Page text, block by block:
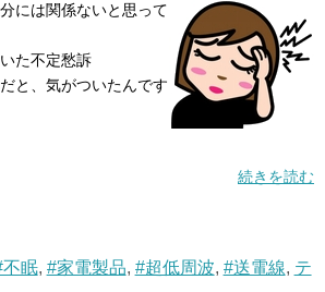
には関係ないと思って
た不定愁訴
と、気がついたんです
続きを読む
不眠, #家電製品, #超低周波, #送電線, テ